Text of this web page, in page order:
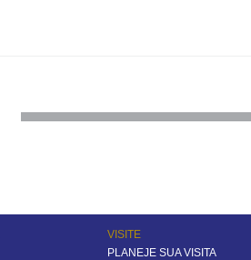
VISITE
PLANEJE SUA VISITA